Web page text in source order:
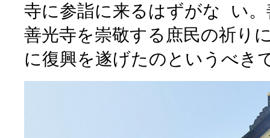
寺に参詣に来るはずがな い
善光寺を崇敬する庶民の祈り
に復興を遂げたのというべき